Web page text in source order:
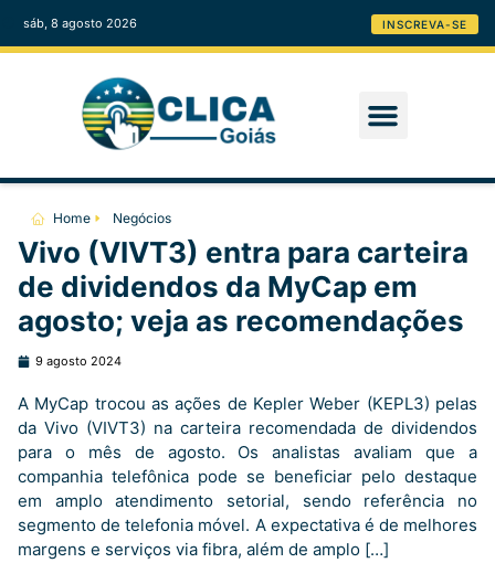
sáb, 8 agosto 2026 INSCREVA-SE
Home Negócios
Vivo (VIVT3) entra para carteira
de dividendos da MyCap em
agosto; veja as recomendações
9 agosto 2024
A MyCap trocou as ações de Kepler Weber (KEPL3) pelas
da Vivo (VIVT3) na carteira recomendada de dividendos
para o mês de agosto. Os analistas avaliam que a
companhia telefônica pode se beneficiar pelo destaque
em amplo atendimento setorial, sendo referência no
segmento de telefonia móvel. A expectativa é de melhores
margens e serviços via fibra, além de amplo […]